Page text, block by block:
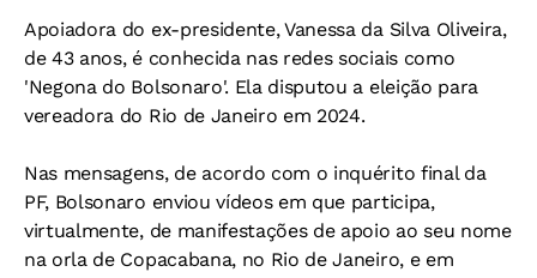
Apoiadora do ex-presidente, Vanessa da Silva Oliveira,
de 43 anos, é conhecida nas redes sociais como
'Negona do Bolsonaro'. Ela disputou a eleição para
vereadora do Rio de Janeiro em 2024.
Nas mensagens, de acordo com o inquérito final da
PF, Bolsonaro enviou vídeos em que participa,
virtualmente, de manifestações de apoio ao seu nome
na orla de Copacabana, no Rio de Janeiro, e em